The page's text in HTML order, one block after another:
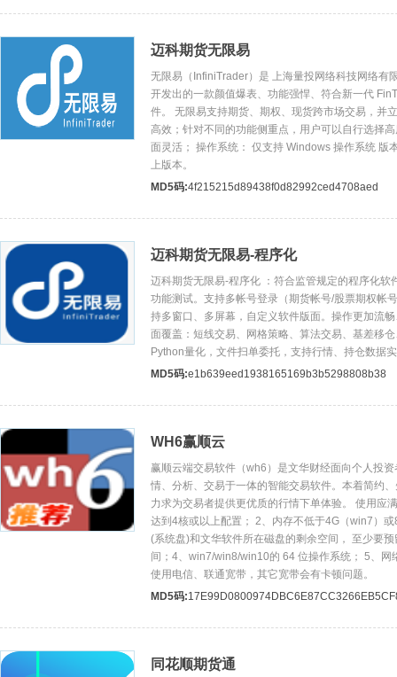
迈科期货无限易
无限易（InfiniTrader）是 上海量投网络科技网络有
开发出的一款颜值爆表、功能强悍、符合新一代
件。 无限易支持期货、期权、现货跨市场交易，并
高效；针对不同的功能侧重点，用户可以自行选择
面灵活； 操作系统： 仅支持 Windows 操作系统 版
上版本。
MD5码:4f215215d89438f0d82992ced4708aed
迈科期货无限易-程序化
迈科期货无限易-程序化 ：符合监管规定的程序化软
功能测试。支持多帐号登录（期货帐号/股票期权帐
持多窗口、多屏幕，自定义软件版面。操作更加流
面覆盖：短线交易、网格策略、算法交易、基差移
Python量化，文件扫单委托，支持行情、持仓数据
MD5码:e1b639eed1938165169b3b5298808b38
WH6赢顺云
赢顺云端交易软件（wh6）是文华财经面向个人投
情、分析、交易于一体的智能交易软件。本着简约
力求为交易者提供更优质的行情下单体验。 使用应
达到4核或以上配置； 2、内存不低于4G（win7）
(系统盘)和文华软件所在磁盘的剩余空间， 至少要
间；4、win7/win8/win10的 64 位操作系统； 5、网
使用电信、联通宽带，其它宽带会有卡顿问题。
MD5码:
同花顺期货通